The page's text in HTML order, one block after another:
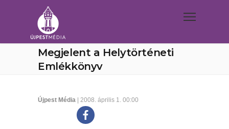
Megjelent a Helytörténeti
Emlékkönyv
Újpest Média | 2008. április 1. 00:00